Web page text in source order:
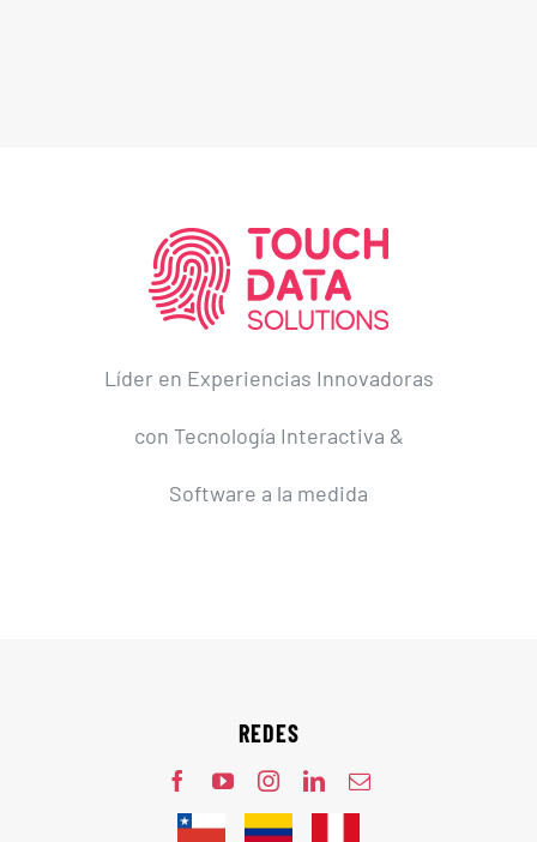
Líder en Experiencias Innovadoras
con Tecnología Interactiva &
Software a la medida
REDES